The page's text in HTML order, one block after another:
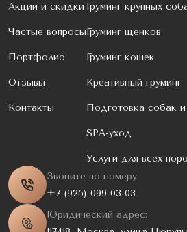
Акции и скидки
Частые вопросы
Портфолио
Отзывы
Контакты
Груминг крупных
Груминг щенков
Груминг кошек
Креативный груминг
Подготовка собак
SPA-уход
Услуги для всех
Звоните по номеру
+7 (925) 099-03-03
Юридический адрес: